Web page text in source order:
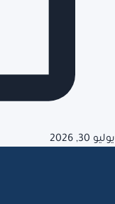
يوليو 30, 2026